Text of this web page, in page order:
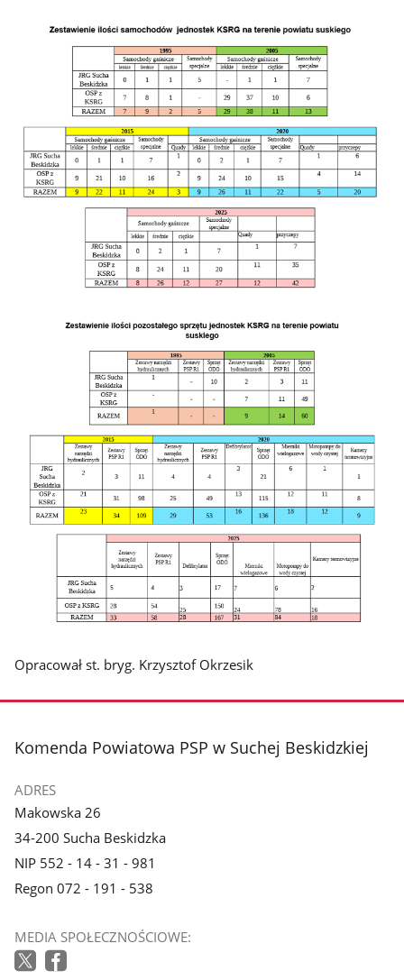
Opracował st. bryg. Krzysztof Okrzesik
stopka
Komenda Powiatowa PSP w Suchej Beskidzkiej
ADRES
Makowska 26
34-200 Sucha Beskidzka
NIP 552 - 14 - 31 - 981
Regon 072 - 191 - 538
MEDIA SPOŁECZNOŚCIOWE: